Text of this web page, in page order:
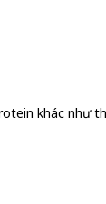
khác như